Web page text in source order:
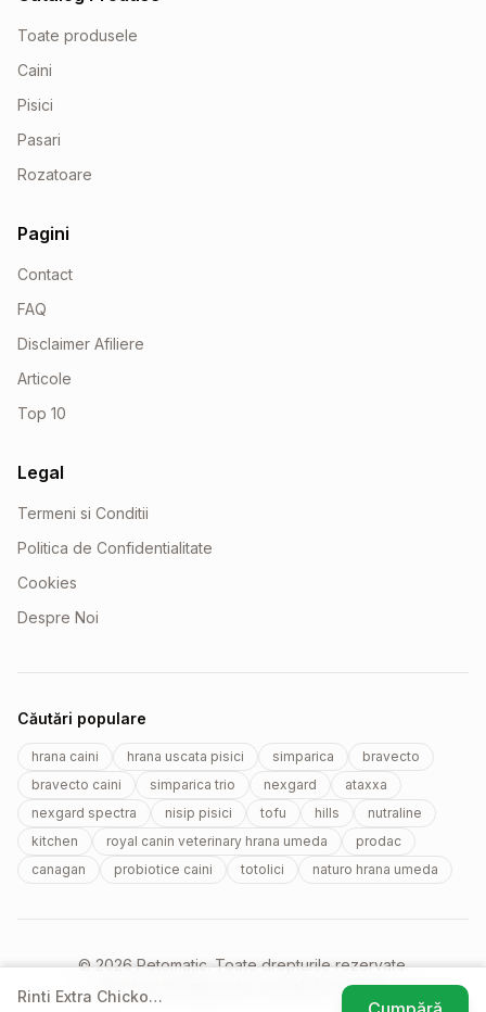
Rinti Extra Chicko
Toate produsele
Caini
Pisici
Pasari
Rozatoare
Pagini
Contact
FAQ
Disclaimer Afiliere
Articole
Top 10
Legal
Termeni si Conditii
Politica de Confidentialitate
Cookies
Despre Noi
Căutări populare
hrana caini hrana uscata pisici simparica
bravecto
bravecto caini
simparica trio nexgard
ataxxa
nexgard spectra
nisip pisici tofu hills
nutraline
kitchen
royal canin veterinary hrana umeda
prodac
canagan
probiotice caini totolici naturo hrana umeda
© 2026 Petomatic. Toate drepturile rezervate.
Construit din ❤️ pentru animalele noastre.